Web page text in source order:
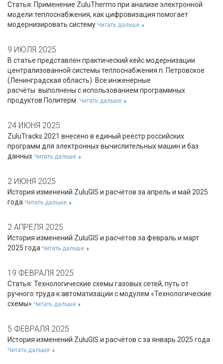
Статья: Применение ZuluThermo при анализе электронной
модели теплоснабжения, как цифровизация помогает
модернизировать систему Читать дальше
9 ИЮЛЯ 2025
В статье представлен практический кейс модернизации
централизованной системы теплоснабжения п. Петровское
(Ленинградская область). Все инженерные
расчёты выполнены с использованием программных
продуктов Политерм. Читать дальше
24 ИЮНЯ 2025
ZuluTracks 2021 внесено в единый реестр российских
программ для электронных вычислительных машин и баз
данных Читать дальше
2 ИЮНЯ 2025
История изменений ZuluGIS и расчётов за апрель и май 2025
года Читать дальше
2 АПРЕЛЯ 2025
История изменений ZuluGIS и расчётов за февраль и март
2025 года Читать дальше
19 ФЕВРАЛЯ 2025
Статья: Технологические схемы газовых сетей, путь от
ручного труда к автоматизации с модулем «Технологические
схемы» Читать дальше
5 ФЕВРАЛЯ 2025
История изменений ZuluGIS и расчётов с за январь 2025 года
Читать дальше